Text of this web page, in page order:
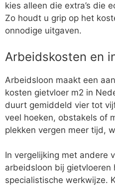
kies alleen die extra’s die
Zo houdt u grip op het
onnodige uitgaven.
Arbeidskosten en
Arbeidsloon maakt een
kosten gietvloer m2 in
duurt gemiddeld vier tot
veel hoeken, obstakels of
plekken vergen meer tijd,
In vergelijking met andere
arbeidsloon bij gietvloeren
specialistische werkwijze.